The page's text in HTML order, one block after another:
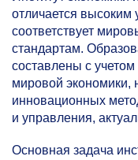
отличается высоким
соответствует
стандартам.
составлены с
мировой экономики,
инновационных
и управления,
Основная задача